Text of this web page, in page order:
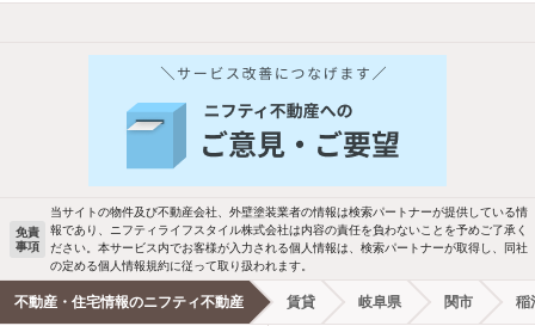
他の人はこんな条件で絞り込んでいます！
バス・トイレ別 2階以上
洗濯機置場あり 独立洗面台
エアコンあり 都市ガス
免責
事項
当サイトの物件及び不動産会社、外壁塗装業者の情報は検索パートナーが提供している情
報であり、ニフティライフスタイル株式会社は内容の責任を負わないことを予めご了承く
ださい。本サービス内でお客様が入力される個人情報は、検索パートナーが取得し、同社
の定める個人情報規約に従って取り扱われます。
不動産・住宅情報のニフティ不動産 賃貸 岐阜県 関市 稲